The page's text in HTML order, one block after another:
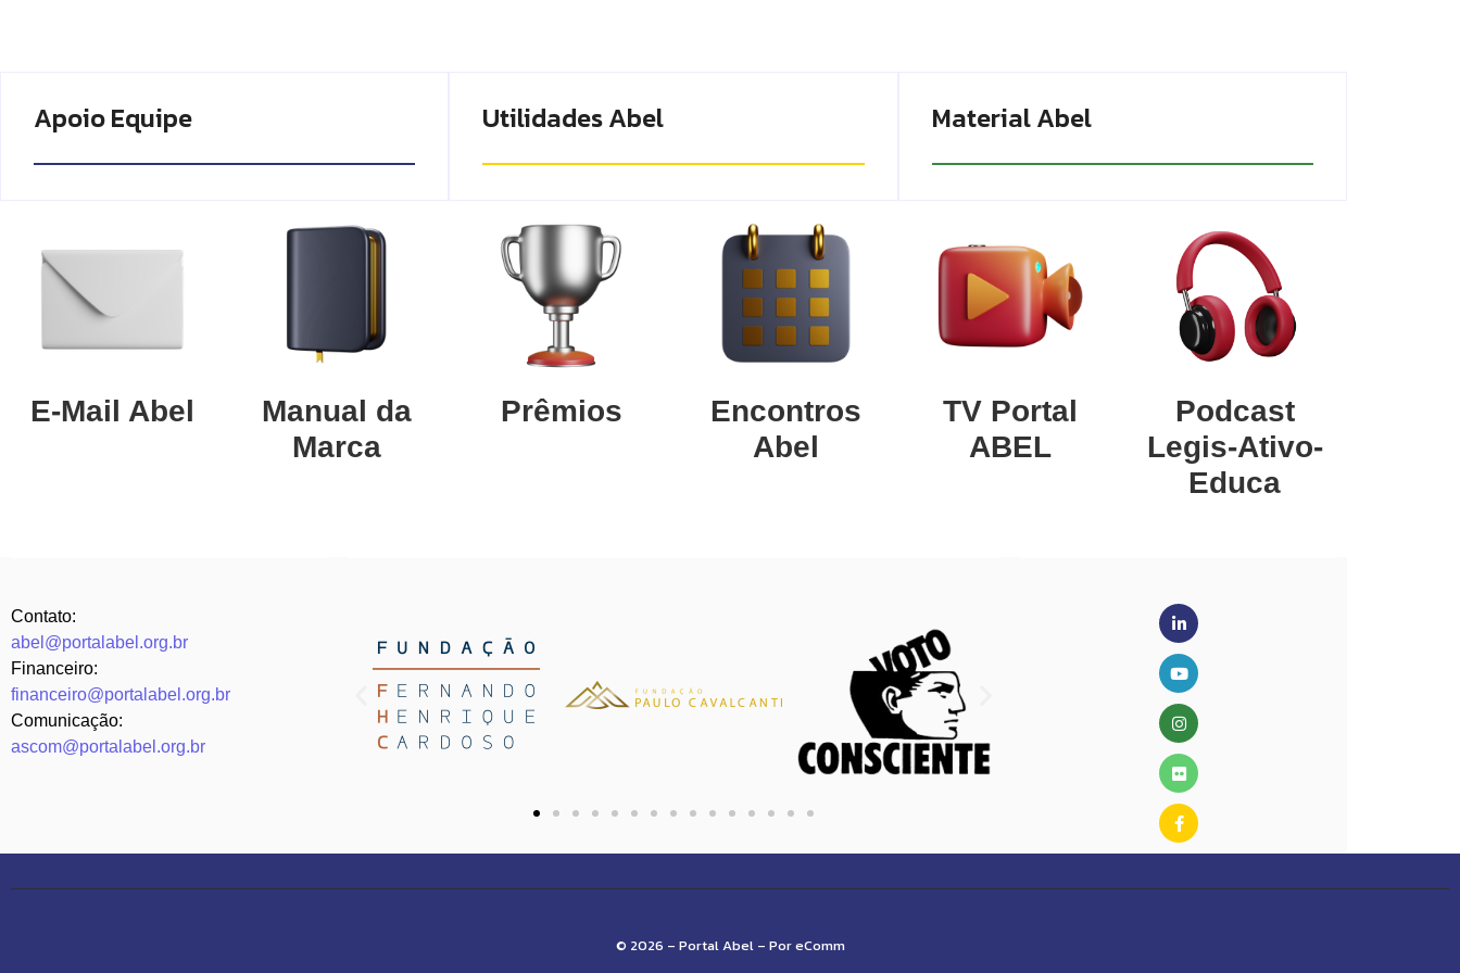
Apoio Equipe
E-Mail Abel
Manual da
Marca
Utilidades Abel
Prêmios
Encontros
Abel
Material Abel
TV Portal
ABEL
Podcast
Legis-Ativo-
Educa
Contato:
abel@portalabel.org.br
Financeiro:
financeiro@portalabel.org.br
Comunicação:
ascom@portalabel.org.br
© 2026 – Portal Abel – Por eComm